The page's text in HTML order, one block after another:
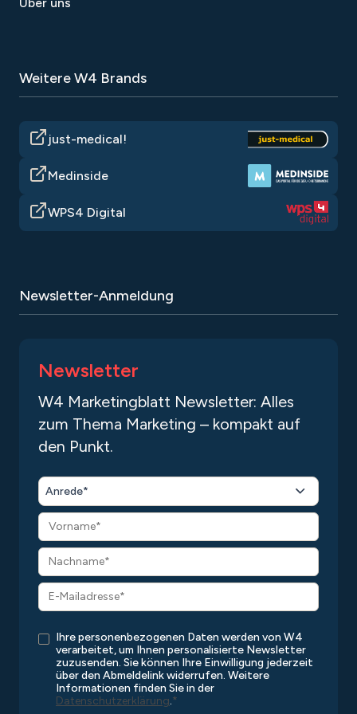
Weitere W4 Brands
just-medical!
Medinside
WPS4 Digital
Newsletter-Anmeldung
Newsletter
W4 Marketingblatt Newsletter: Alles
zum Thema Marketing – kompakt auf
den Punkt.
Anrede*
Ihre personenbezogenen Daten werden von W4
verarbeitet, um Ihnen personalisierte Newsletter
zuzusenden. Sie können Ihre Einwilligung jederzeit
über den Abmeldelink widerrufen. Weitere
Informationen finden Sie in der
Datenschutzerklärung.*